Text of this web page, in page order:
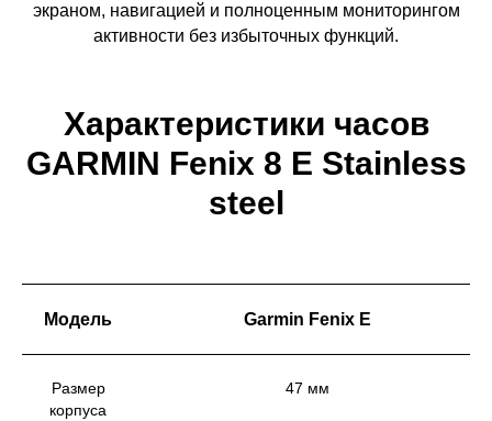
экраном, навигацией и полноценным мониторингом
активности без избыточных функций.
Характеристики часов
GARMIN Fenix 8 E Stainless
steel
Модель Garmin Fenix E
Размер
корпуса
47 мм